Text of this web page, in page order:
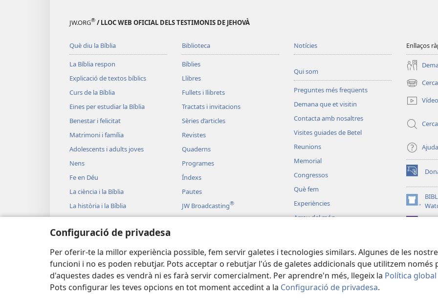
Configuració de privadesa
Per oferir-te la millor experiència possible, fem servir galetes i tecnologies similars. Algunes de les
funcioni i no es poden rebutjar. Pots acceptar o rebutjar l'ús de galetes addicionals que utilitzem només
d'aquestes dades es vendrà ni es farà servir comercialment. Per aprendre'n més, llegeix la Política
Pots configurar les teves opcions en tot moment accedint a la Configuració de privadesa.
JW.ORG® / LLOC WEB OFICIAL DELS TESTIMONIS DE JEHOVÀ
Què diu la Bíblia
La Bíblia respon
Explicació de textos bíblics
Curs de la Bíblia
Eines per estudiar la Bíblia
Benestar i felicitat
Matrimoni i família
Adolescents i adults joves
Nens
Fe en Déu
La ciència i la Bíblia
La història i la Bíblia
Biblioteca
Bíblies
Llibres
Fullets i llibrets
Tractats i invitacions
Sèries d’articles
Revistes
Quaderns
Programes
Índexs
Pautes
JW Broadcasting®
Vídeos
Lectures bíbliques dramatitzades
Notícies
Qui som
Preguntes més freqüents
Demana que et visitin
Contacta amb nosaltres
Visites guiades de Betel
Reunions
Memorial
Congressos
Què fem
Experiències
Arreu del món
Enllaços
(obre
una
finestra
Cerca
Ajuda
(obre
una
finestra
nova)
(obre
una
Copyright © 2026 Watch Tower Bible and Tract Society of Pennsylvania. CONDICIONS D'ÚS|